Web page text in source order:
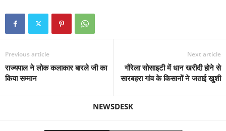
Previous article
राज्यपाल ने लोक कलाकार बारले जी का
किया सम्मान
Next article
गौरेला सोसाइटी में धान खरीदी होने से
सारबहरा गांव के किसानों ने जताई खुशी
NEWSDESK